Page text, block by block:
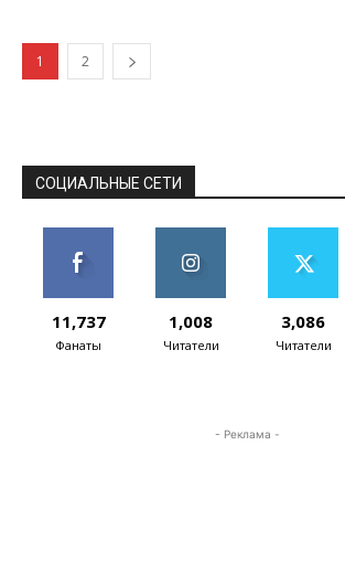
1 2
СОЦИАЛЬНЫЕ СЕТИ
11,737
Фанаты
1,008
Читатели
3,086
Читатели
- Реклама -